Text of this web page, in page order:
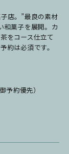
店。”最良の素材
和菓子を展開。カ
をコース仕立て
約は必須です。
予約優先）